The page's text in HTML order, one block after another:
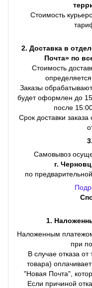
Стоимость
2. Доставка в
Почта» по
Стоимость
Заказы
будет оформлен до
после
Срок доставки
Самовывоз
г.
по
1.
Наложенным
при
В случае отказа
товара)
"Новая Почта",
Если причиной